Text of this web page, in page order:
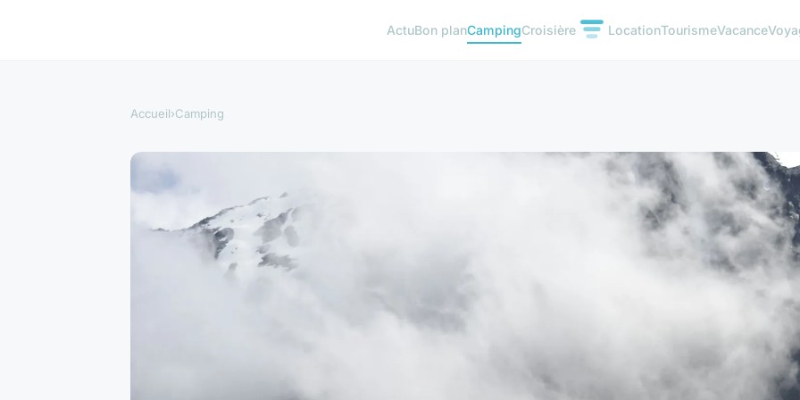
ActuBon planCampingCroisière LocationTourismeVacance
Accueil›Camping